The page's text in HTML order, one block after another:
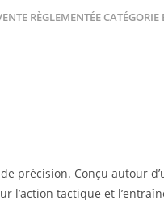
RÈGLEMENTÉE CATÉGORIE
précision. Conçu autour
l’action tactique et